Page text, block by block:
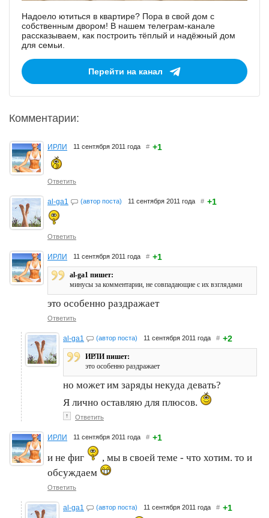
Надоело ютиться в квартире? Пора в свой дом с
собственным двором! В нашем телеграм-канале
рассказываем, как построить тёплый и надёжный дом
для семьи.
Перейти на канал
Комментарии:
ИРЛИ 11 сентября 2011 года # +1
Ответить
al-ga1 (автор поста) 11 сентября 2011 года # +1
Ответить
ИРЛИ 11 сентября 2011 года # +1
al-ga1 пишет:
минусы за комментарии, не совпадающие с их взглядами
это особенно раздражает
Ответить
al-ga1 (автор поста) 11 сентября 2011 года # +2
ИРЛИ пишет:
это особенно раздражает
но может им заряды некуда девать?
Я лично оставляю для плюсов.
↑ Ответить
ИРЛИ 11 сентября 2011 года # +1
и не фиг
, мы в своей теме - что хотим. то и
обсуждаем
Ответить
al-ga1 (автор поста) 11 сентября 2011 года # +1